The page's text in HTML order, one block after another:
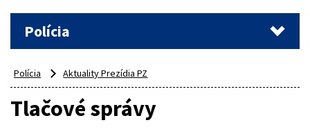
Polícia
Polícia Aktuality Prezídia PZ
Tlačové správy